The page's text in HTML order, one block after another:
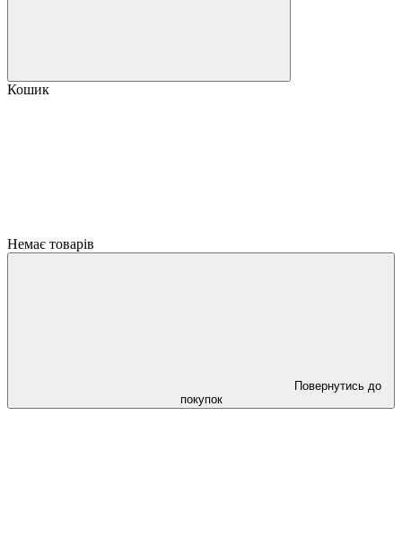
Кошик
Немає товарів
Повернутись до
покупок